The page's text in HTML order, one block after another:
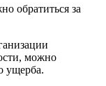
обратиться за
можно
ущерба.